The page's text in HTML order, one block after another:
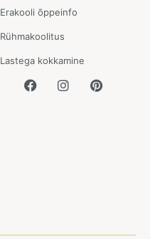
Erakooli õppeinfo
Rühmakoolitus
Lastega kokkamine